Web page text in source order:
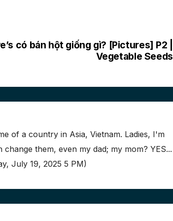
có bán hột giống gì? [Pictures] P2 |
Vegetable Seeds
of a country in Asia, Vietnam. Ladies, I'm
them, even my dad; my mom? YES...
July 19, 2025 5 PM)